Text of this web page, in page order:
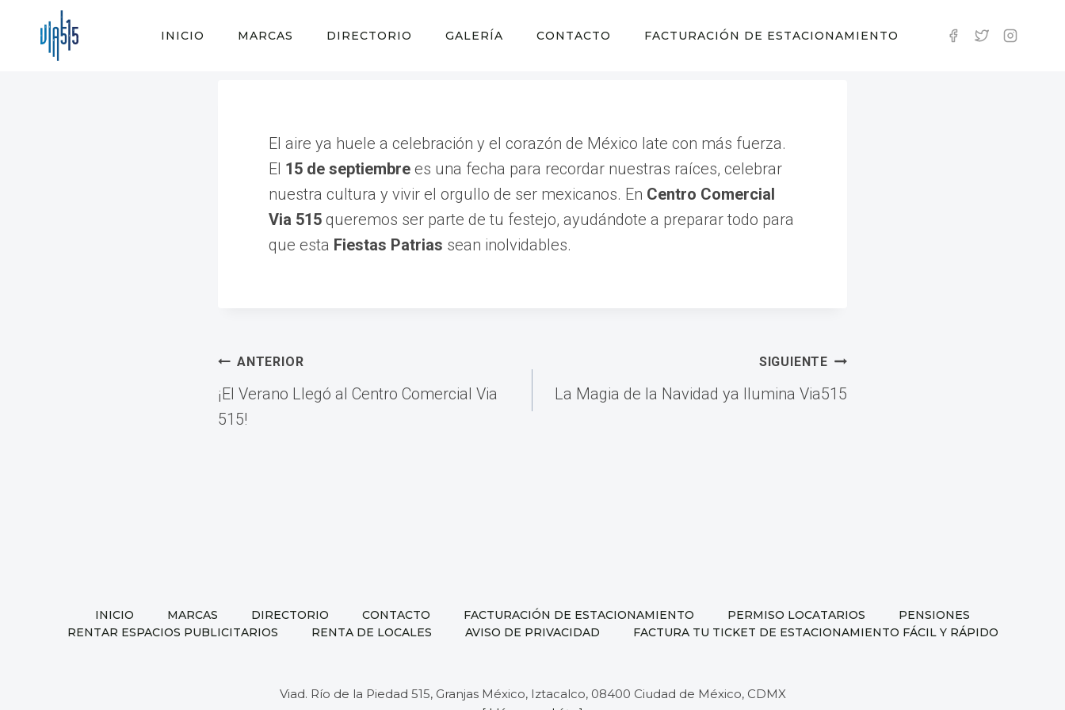
contenido
INICIO MARCAS DIRECTORIO GALERÍA CONTACTO FACTURACIÓN DE ESTACIONAMIENTO
El aire ya huele a celebración y el corazón de México late con más fuerza.
El 15 de septiembre es una fecha para recordar nuestras raíces, celebrar
nuestra cultura y vivir el orgullo de ser mexicanos. En Centro Comercial
Via 515 queremos ser parte de tu festejo, ayudándote a preparar todo para
que esta Fiestas Patrias sean inolvidables.
Navegación
de
ANTERIOR
¡El Verano Llegó al Centro Comercial Via
515!
SIGUIENTE
La Magia de la Navidad ya Ilumina Via515
INICIO MARCAS DIRECTORIO CONTACTO FACTURACIÓN DE ESTACIONAMIENTO PERMISO LOCATARIOS
PENSIONES
RENTAR ESPACIOS PUBLICITARIOS
RENTA DE LOCALES AVISO DE PRIVACIDAD FACTURA TU TICKET DE ESTACIONAMIENTO FÁCIL Y RÁPIDO
Viad. Río de la Piedad 515, Granjas México, Iztacalco, 08400 Ciudad de México, CDMX